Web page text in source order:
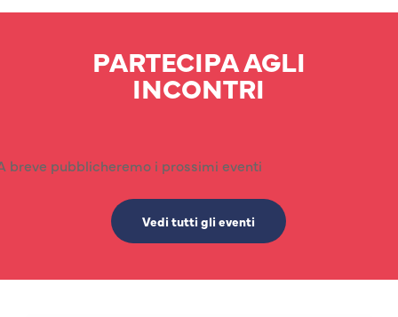
PARTECIPA AGLI
INCONTRI
breve pubblicheremo i prossimi eventi
Vedi tutti gli eventi